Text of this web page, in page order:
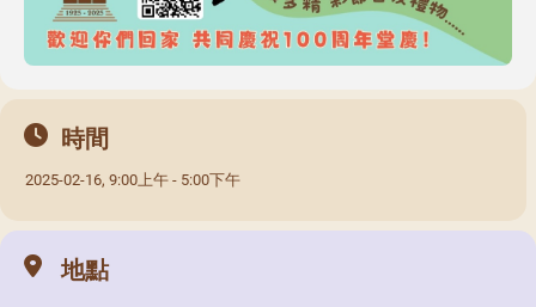
時間
2025-02-16, 9:00上午 - 5:00下午
地點